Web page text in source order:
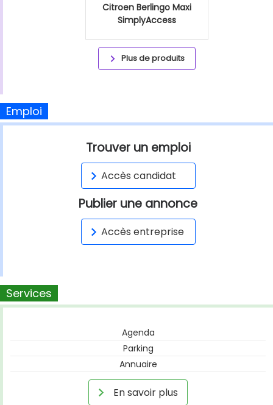
Citroen Berlingo Maxi
SimplyAccess
Plus de produits
Emploi
Trouver un emploi
Accès candidat
Publier une annonce
Accès entreprise
Services
Agenda
Parking
Annuaire
En savoir plus